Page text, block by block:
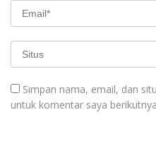
Simpan nama, email, dan
untuk komentar saya